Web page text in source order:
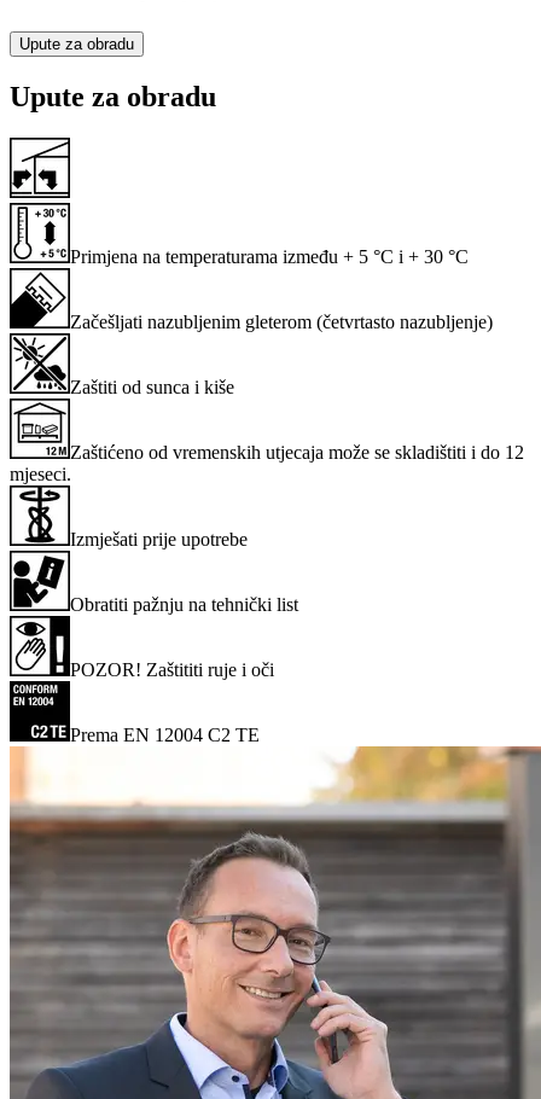
Upute za obradu
Upute za obradu
Primjena na temperaturama između + 5 °C i + 30 °C
Začešljati nazubljenim gleterom (četvrtasto nazubljenje)
Zaštiti od sunca i kiše
Zaštićeno od vremenskih utjecaja može se skladištiti i do 12
mjeseci.
Izmješati prije upotrebe
Obratiti pažnju na tehnički list
POZOR! Zaštititi ruje i oči
Prema EN 12004 C2 TE